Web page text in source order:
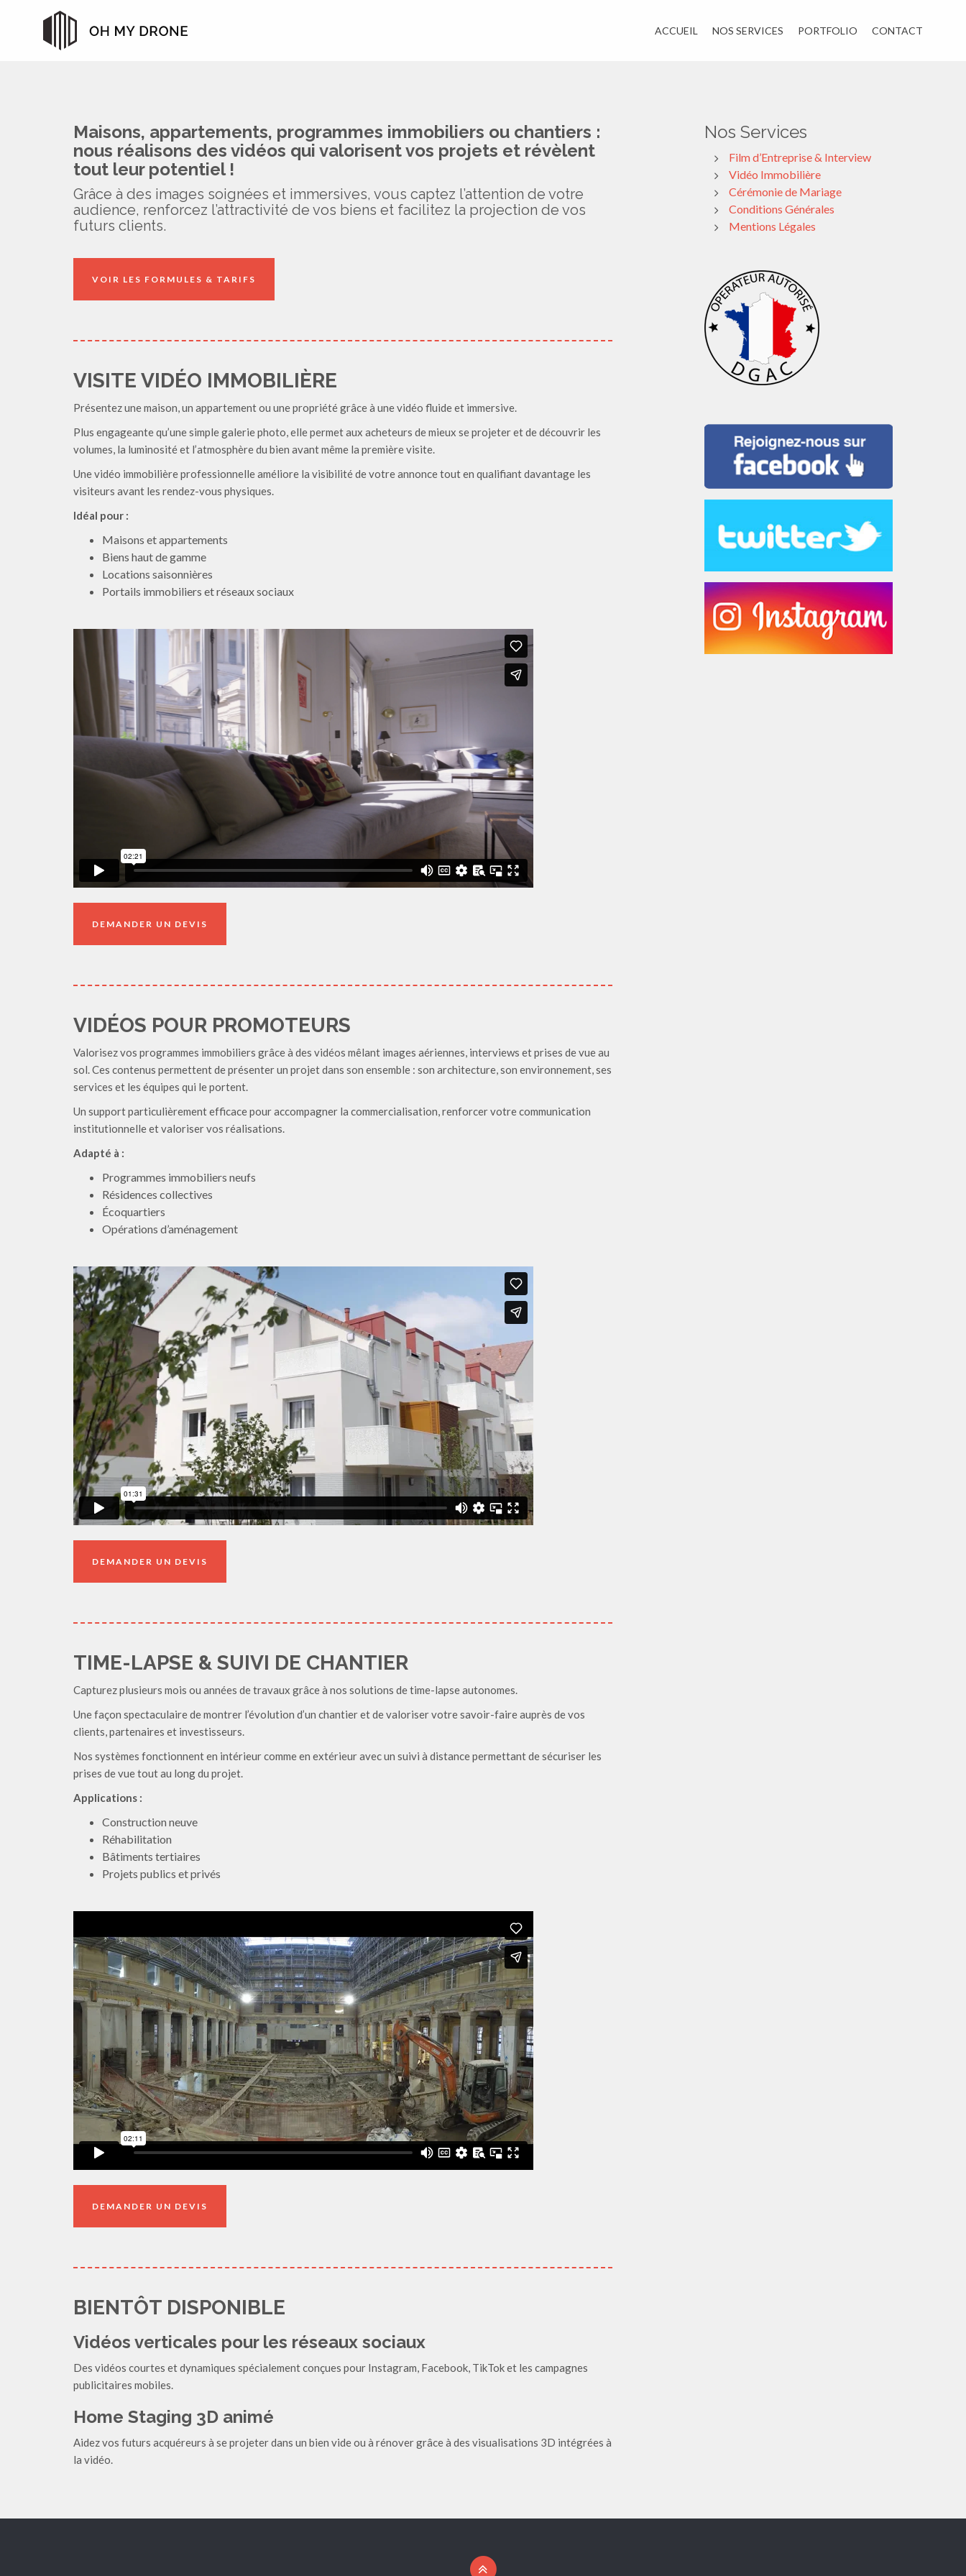
ACCUEIL NOS SERVICES PORTFOLIO CONTACT
Maisons, appartements, programmes immobiliers ou chantiers :
nous réalisons des vidéos qui valorisent vos projets et révèlent
tout leur potentiel !
Grâce à des images soignées et immersives, vous captez l’attention de votre
audience, renforcez l’attractivité de vos biens et facilitez la projection de vos
futurs clients.
VOIR LES FORMULES & TARIFS
VISITE VIDÉO IMMOBILIÈRE
Présentez une maison, un appartement ou une propriété grâce à une vidéo fluide et immersive.
Plus engageante qu’une simple galerie photo, elle permet aux acheteurs de mieux se projeter et de découvrir les
volumes, la luminosité et l’atmosphère du bien avant même la première visite.
Une vidéo immobilière professionnelle améliore la visibilité de votre annonce tout en qualifiant davantage les
visiteurs avant les rendez-vous physiques.
Idéal pour :
Maisons et appartements
Biens haut de gamme
Locations saisonnières
Portails immobiliers et réseaux sociaux
DEMANDER UN DEVIS
VIDÉOS POUR PROMOTEURS
Valorisez vos programmes immobiliers grâce à des vidéos mêlant images aériennes, interviews et prises de vue au
sol. Ces contenus permettent de présenter un projet dans son ensemble : son architecture, son environnement, ses
services et les équipes qui le portent.
Un support particulièrement efficace pour accompagner la commercialisation, renforcer votre communication
institutionnelle et valoriser vos réalisations.
Adapté à :
Programmes immobiliers neufs
Résidences collectives
Écoquartiers
Opérations d’aménagement
DEMANDER UN DEVIS
TIME-LAPSE & SUIVI DE CHANTIER
Capturez plusieurs mois ou années de travaux grâce à nos solutions de time-lapse autonomes.
Une façon spectaculaire de montrer l’évolution d’un chantier et de valoriser votre savoir-faire auprès de vos
clients, partenaires et investisseurs.
Nos systèmes fonctionnent en intérieur comme en extérieur avec un suivi à distance permettant de sécuriser les
prises de vue tout au long du projet.
Applications :
Construction neuve
Réhabilitation
Bâtiments tertiaires
Projets publics et privés
DEMANDER UN DEVIS
BIENTÔT DISPONIBLE
Vidéos verticales pour les réseaux sociaux
Des vidéos courtes et dynamiques spécialement conçues pour Instagram, Facebook, TikTok et les campagnes
publicitaires mobiles.
Home Staging 3D animé
Aidez vos futurs acquéreurs à se projeter dans un bien vide ou à rénover grâce à des visualisations 3D intégrées à
la vidéo.
Nos Services
Film d’Entreprise & Interview
Vidéo Immobilière
Cérémonie de Mariage
Conditions Générales
Mentions Légales